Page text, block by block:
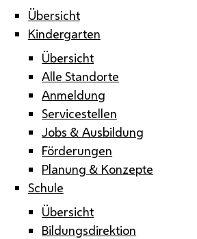
Übersicht
Kindergarten
Übersicht
Alle Standorte
Anmeldung
Servicestellen
Jobs & Ausbildung
Förderungen
Planung & Konzepte
Schule
Übersicht
Bildungsdirektion